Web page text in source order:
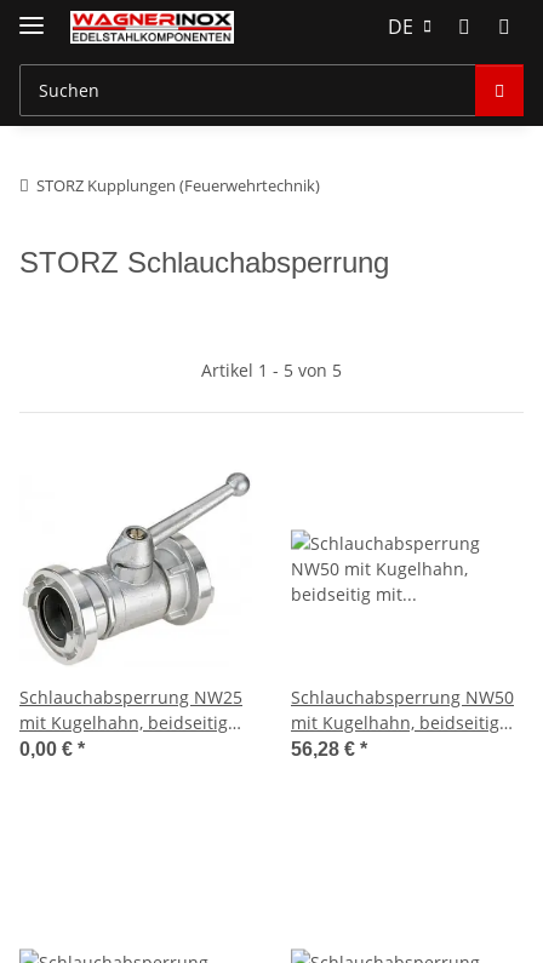
DE
STORZ Kupplungen (Feuerwehrtechnik)
STORZ Schlauchabsperrung
Artikel 1 - 5 von 5
Schlauchabsperrung NW25
mit Kugelhahn, beidseitig
mit D-Festkupplungen,
0,00 € *
Schlauchabsperrung NW50
mit Kugelhahn, beidseitig
mit C-Festkupplungen,
56,28 € *